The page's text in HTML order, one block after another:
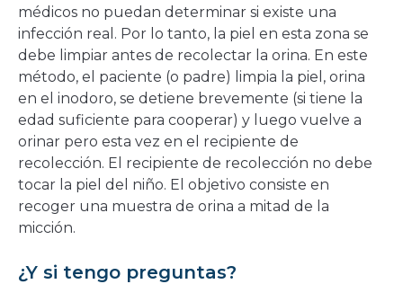
médicos no puedan determinar si existe una
infección real. Por lo tanto, la piel en esta zona se
debe limpiar antes de recolectar la orina. En este
método, el paciente (o padre) limpia la piel, orina
en el inodoro, se detiene brevemente (si tiene la
edad suficiente para cooperar) y luego vuelve a
orinar pero esta vez en el recipiente de
recolección. El recipiente de recolección no debe
tocar la piel del niño. El objetivo consiste en
recoger una muestra de orina a mitad de la
micción.
¿Y si tengo preguntas?